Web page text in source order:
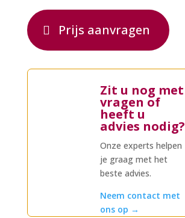
Prijs aanvragen
Zit u nog met
vragen of
heeft u
advies nodig?
Onze experts helpen
je graag met het
beste advies.
Neem contact met
ons op →